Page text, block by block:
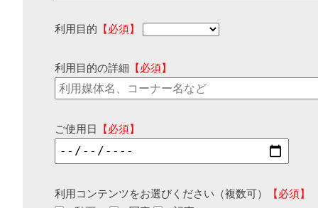
利用目的 【必須】
利用目的の詳細 【必須】
ご使用日 【必須】
利用コンテンツをお選びください（複数可）
【必須】